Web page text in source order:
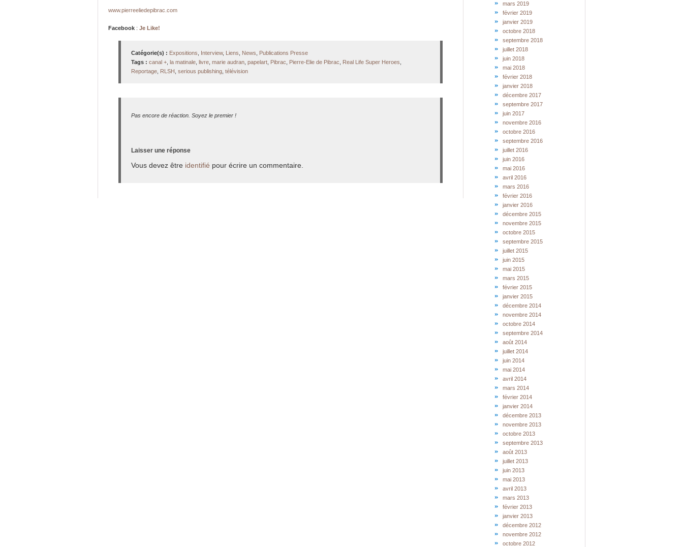
www.pierreeliedepibrac.com
Facebook : Je Like!
Catégorie(s) : Expositions Interview, Liens News
Publications Presse
Tags : canal + la matinale livre marie audran papelart Pibrac Pierre-Elie de Pibrac Real Life Super Heroes
Reportage RLSH serious publishing télévision
Pas encore de réaction. Soyez le premier !
Laisser une réponse
Vous devez être identifié pour écrire un commentaire.
mars 2019
février 2019
janvier 2019
octobre 2018
septembre 2018
juillet 2018
juin 2018
mai 2018
février 2018
janvier 2018
décembre 2017
septembre 2017
juin 2017
novembre 2016
octobre 2016
septembre 2016
juillet 2016
juin 2016
mai 2016
avril 2016
mars 2016
février 2016
janvier 2016
décembre 2015
novembre 2015
octobre 2015
septembre 2015
juillet 2015
juin 2015
mai 2015
mars 2015
février 2015
janvier 2015
décembre 2014
novembre 2014
octobre 2014
septembre 2014
août 2014
juillet 2014
juin 2014
mai 2014
avril 2014
mars 2014
février 2014
janvier 2014
décembre 2013
novembre 2013
octobre 2013
septembre 2013
août 2013
juillet 2013
juin 2013
mai 2013
avril 2013
mars 2013
février 2013
janvier 2013
décembre 2012
novembre 2012
octobre 2012